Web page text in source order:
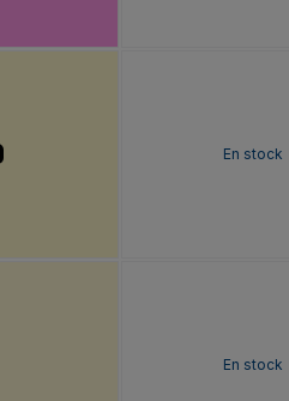
En stock
En stock